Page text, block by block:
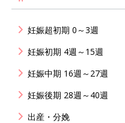
妊娠超初期 0～3週
妊娠初期 4週～15週
妊娠中期 16週～27週
妊娠後期 28週～40週
出産・分娩